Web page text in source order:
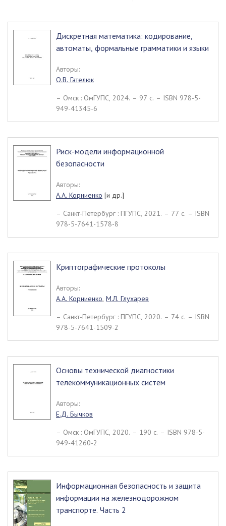
Дискретная математика: кодирование,
автоматы, формальные грамматики и языки
Авторы:
О.В. Гателюк
– Омск : ОмГУПС, 2024. – 97 c. – ISBN 978-5-
949-41345-6
Риск-модели информационной
безопасности
Авторы:
А.А. Корниенко [и др.]
– Санкт-Петербург : ПГУПС, 2021. – 77 c. – ISBN
978-5-7641-1578-8
Криптографические протоколы
Авторы:
А.А. Корниенко, М.Л. Глухарев
– Санкт-Петербург : ПГУПС, 2020. – 74 c. – ISBN
978-5-7641-1509-2
Основы технической диагностики
телекоммуникационных систем
Авторы:
Е.Д. Бычков
– Омск : ОмГУПС, 2020. – 190 c. – ISBN 978-5-
949-41260-2
Информационная безопасность и защита
информации на железнодорожном
транспорте. Часть 2